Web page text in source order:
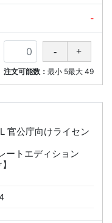
-
注文可能数： 最小 5最大 49
官公庁向けライセン
ートエディション